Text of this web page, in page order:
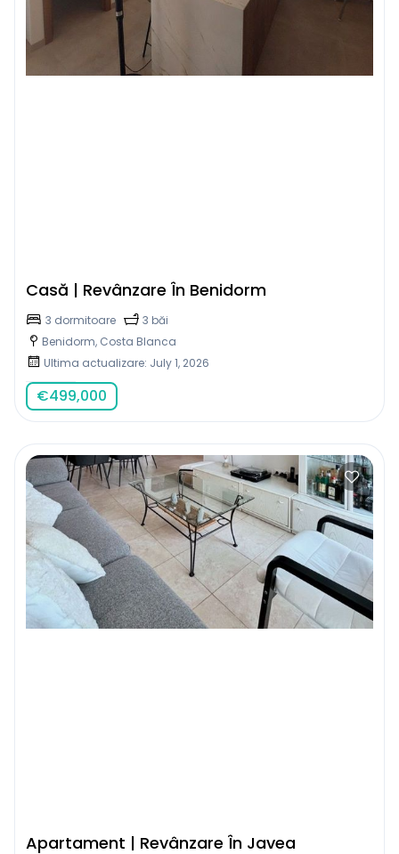
Casă | Revânzare În Benidorm
3 dormitoare
3 băi
Benidorm, Costa Blanca
Ultima actualizare: July 1, 2026
€499,000
Apartament | Revânzare În Javea